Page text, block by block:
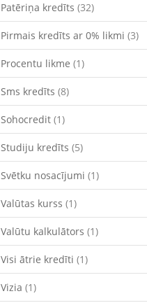
Patēriņa kredīts (32)
Pirmais kredīts ar 0% likmi (3)
Procentu likme (1)
Sms kredīts (8)
Sohocredit (1)
Studiju kredīts (5)
Svētku nosacījumi (1)
Valūtas kurss (1)
Valūtu kalkulātors (1)
Visi ātrie kredīti (1)
Vizia (1)